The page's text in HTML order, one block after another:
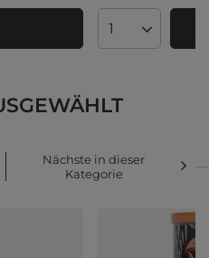
Anzahl der
Nächste in dieser
Kategorie